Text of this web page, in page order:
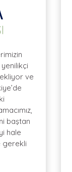
Türk Hava Yolları
ekliyor ve
baştan
hale
gerekli